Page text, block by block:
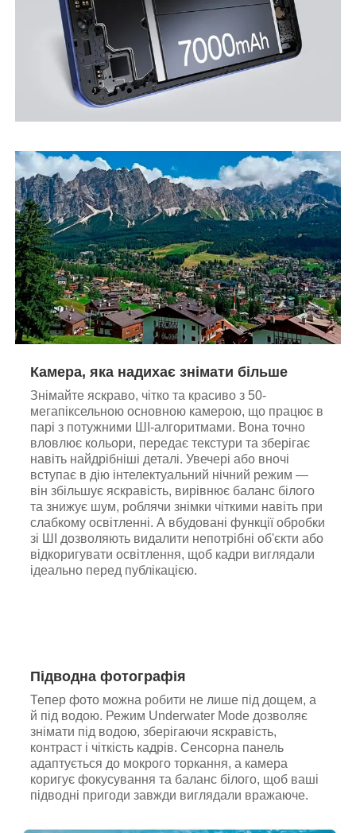
Камера, яка надихає знімати більше
Знімайте яскраво, чітко та красиво з 50-
мегапіксельною основною камерою, що працює в
парі з потужними ШІ-алгоритмами. Вона точно
вловлює кольори, передає текстури та зберігає
навіть найдрібніші деталі. Увечері або вночі
вступає в дію інтелектуальний нічний режим —
він збільшує яскравість, вирівнює баланс білого
та знижує шум, роблячи знімки чіткими навіть при
слабкому освітленні. А вбудовані функції обробки
зі ШІ дозволяють видалити непотрібні об'єкти або
відкоригувати освітлення, щоб кадри виглядали
ідеально перед публікацією.
Підводна фотографія
Тепер фото можна робити не лише під дощем, а
й під водою. Режим Underwater Mode дозволяє
знімати під водою, зберігаючи яскравість,
контраст і чіткість кадрів. Сенсорна панель
адаптується до мокрого торкання, а камера
коригує фокусування та баланс білого, щоб ваші
підводні пригоди завжди виглядали вражаюче.